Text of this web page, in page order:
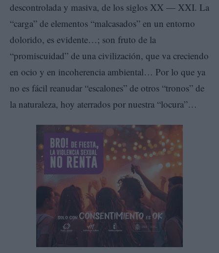
descontrolada y masiva, de los siglos XX — XXI. La
“carga” de elementos “malcasados” en un entorno
dolorido, es evidente…; son fruto de la
“promiscuidad” de una civilización, que va creciendo
en ocio y en incoherencia ambiental… Por lo que ya
no es fácil reanudar “escalones” de otros “tronos” de
la naturaleza, hoy aterrados por nuestra “locura”…